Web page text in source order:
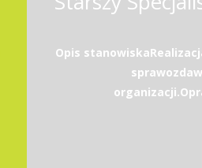
Opis